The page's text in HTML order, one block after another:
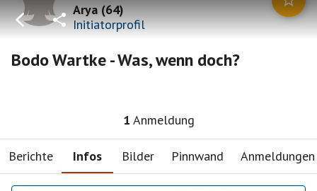
Arya(64)
Initiatorprofil
Bodo Wartke - Was, wenn doch?
1 Anmeldung
Berichte Infos Bilder Pinnwand Anmeldungen